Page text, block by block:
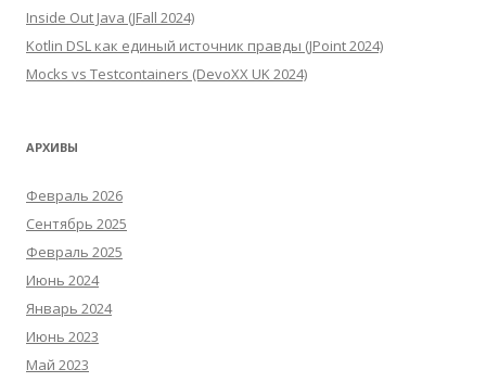
Inside Out Java (JFall 2024)
Kotlin DSL как единый источник правды (JPoint 2024)
Mocks vs Testcontainers (DevoXX UK 2024)
АРХИВЫ
Февраль 2026
Сентябрь 2025
Февраль 2025
Июнь 2024
Январь 2024
Июнь 2023
Май 2023